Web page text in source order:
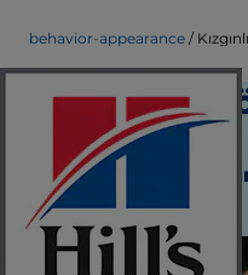
behavior-appearance
Kızgınlık
köpekler
Davranış ve
Personel Yazarı